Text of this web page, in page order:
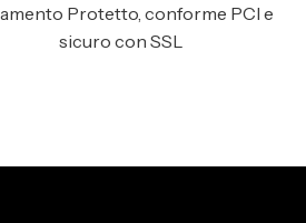
Protetto, conforme PCI e
sicuro con SSL